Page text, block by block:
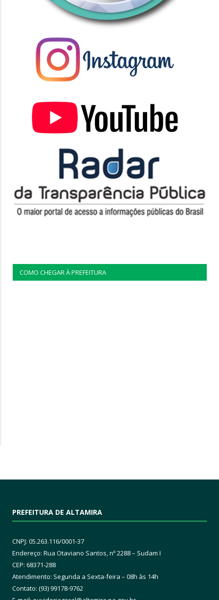
COMO CHEGAR À PREFEITURA
PREFEITURA DE ALTAMIRA
CNPJ: 05.263.116/0001-37
Endereço: Rua Otaviano Santos, nº 2288 – Sudam I
CEP: 68371-288
Atendimento: Segunda a Sexta-feira – 08h às 14h
Contato: (93) 99178-9762